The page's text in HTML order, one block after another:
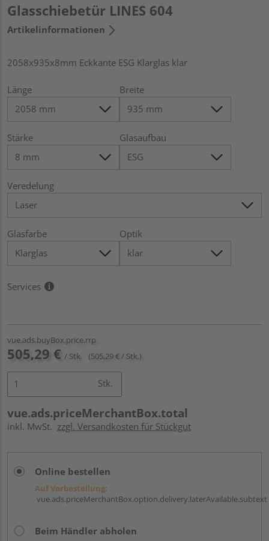
Glasschiebetür LINES 604
Artikelinformationen
2058x935x8mm Eckkante ESG Klarglas klar
Länge Breite
Stärke Glasaufbau
Veredelung
Glasfarbe Optik
Services
vue.ads.buyBox.price.rrp
505,29 € / Stk. (505,29 € / Stk.)
Stk.
vue.ads.priceMerchantBox.total
inkl. MwSt. zzgl. Versandkosten für Stückgut
Online bestellen
Auf Vorbestellung:
vue.ads.priceMerchantBox.option.delivery.laterAvailable.subtext
Beim Händler abholen